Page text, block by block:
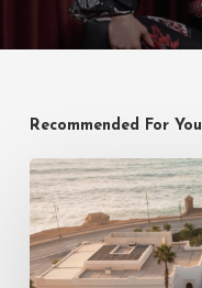
Recommended For You